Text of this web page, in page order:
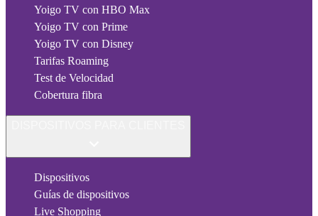
Yoigo TV con HBO Max
Yoigo TV con Prime
Yoigo TV con Disney
Tarifas Roaming
Test de Velocidad
Cobertura fibra
Dispositivos
Guías de dispositivos
Live Shopping